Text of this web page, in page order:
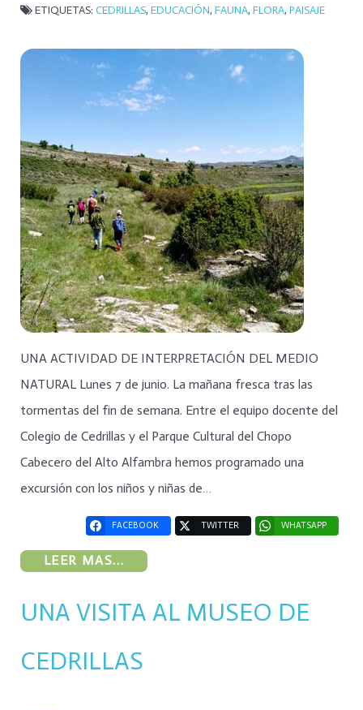
ETIQUETAS: CEDRILLAS, EDUCACIÓN, FAUNA, FLORA, PAISAJE
UNA ACTIVIDAD DE INTERPRETACIÓN DEL MEDIO
NATURAL Lunes 7 de junio. La mañana fresca tras las
tormentas del fin de semana. Entre el equipo docente del
Colegio de Cedrillas y el Parque Cultural del Chopo
Cabecero del Alto Alfambra hemos programado una
excursión con los niños y niñas de…
FACEBOOK TWITTER WHATSAPP
LEER MAS...
UNA VISITA AL MUSEO DE
CEDRILLAS